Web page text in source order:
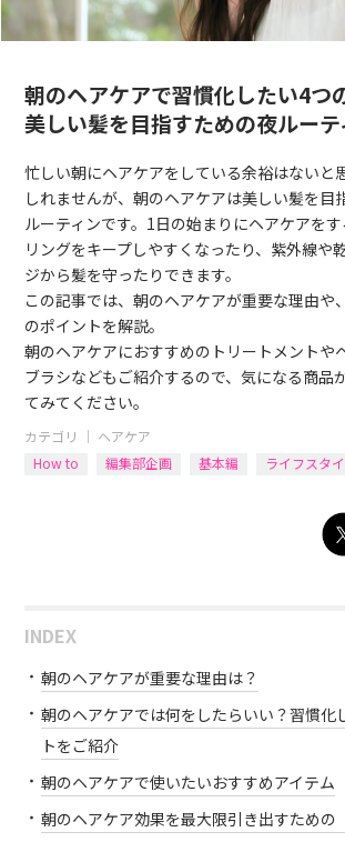
朝のヘアケアで習慣化したい4つ
美しい髪を目指すための夜ルー
忙しい朝にヘアケアをしている余裕はないと
しれませんが、朝のヘアケアは美しい髪を目
ルーティンです。1日の始まりにヘアケアを
リングをキープしやすくなったり、紫外線や
ジから髪を守ったりできます。
この記事では、朝のヘアケアが重要な理由や
のポイントを解説。
朝のヘアケアにおすすめのトリートメントや
ブラシなどもご紹介するので、気になる商品
てみてください。
カテゴリ ｜ ヘアケア
How to
編集部企画 基本編 ライフスタ
INDEX
朝のヘアケアが重要な理由は？
朝のヘアケアでは何をしたらいい？習慣化
トをご紹介
朝のヘアケアで使いたいおすすめアイテム
朝のヘアケア効果を最大限引き出すための